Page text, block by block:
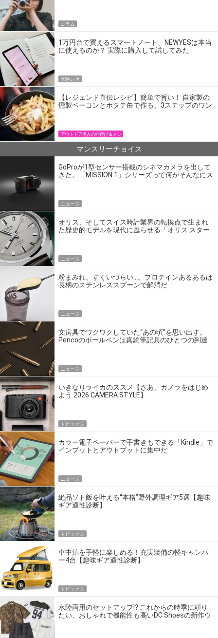
コラム
1万円台で買えるスマートノート、NEWYESは本当
に使えるのか？ 実際に購入して試してみた
体験レポ
【レジェンド直伝レシピ】簡単で旨い！ 自家製の
燻製ベーコンとホタテ缶で作る、3ステップのワン
アウトドア名人の外遊び＆メシ
マンスリーチョイス
GoProが1型センサー搭載のシネマカメラを出して
きた。「MISSION 1」シリーズって何がそんなにス
ニュース
オリス、そしてスイス時計業界の転換点で生まれ
た歴史的モデルを現代に甦らせる「オリス スター
ニュース
粉まみれ、すくいづらい…。プロテインあるあるは
長柄のステンレススプーンで解消だ
ニュース
文房具でワクワクしていた“あの頃”を思い出す。
Pencoのボールペンは真鍮筆記具のひとつの到達
ニュース
いきなりライカのススメ【さあ、カメラをはじめ
よう 2026 CAMERA STYLE】
トピックス
カラー電子ペーパーで手書きもできる「Kindle」で
インプットとアウトプットに集中だ
ニュース
絶品ソト飯を叶える“本格”野外調理ギア5選【趣味
ギア適性診断】
トピックス
車中泊を手軽に楽しめる！充実装備の軽キャンパ
ー4台【趣味ギア適性診断】
トピックス
水陸両用のセットアップ!? これからの時季に頼り
たい、おしゃれで機能性も高いDC Shoesの新作ウ